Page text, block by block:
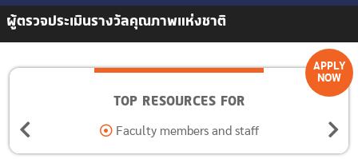
ผู้ตรวจประเมินรางวัลคุณภาพแห่งชาติ
APPLY
NOW
TOP RESOURCES FOR
Alumni